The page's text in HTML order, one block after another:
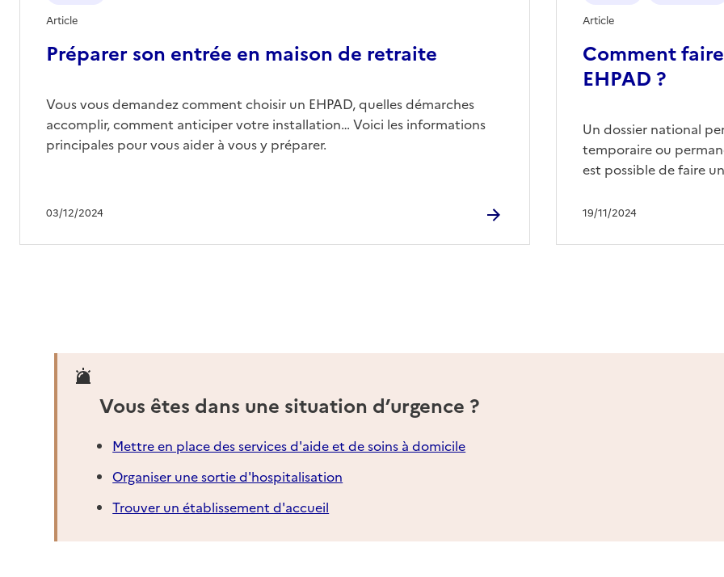
Préparer son entrée en maison de retraite
03/12/2024
Article
Vous vous demandez comment choisir un EHPAD, quelles démarches
accomplir, comment anticiper votre installation… Voici les informations
principales pour vous aider à vous y préparer.
Comment
EHPAD ?
19/11/2024
Article
Un dossier national
temporaire ou
est possible de faire
Vous êtes dans une situation d’urgence ?
Mettre en place des services d'aide et de soins à domicile
Organiser une sortie d'hospitalisation
Trouver un établissement d'accueil